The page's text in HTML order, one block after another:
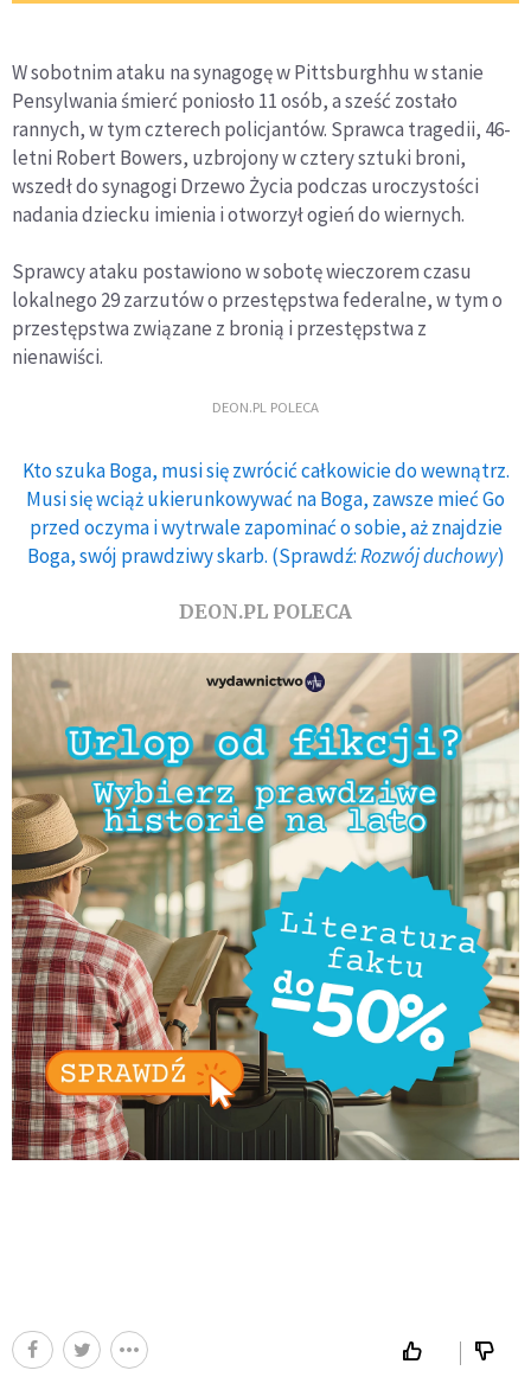
W sobotnim ataku na synagogę w Pittsburghhu w stanie
Pensylwania śmierć poniosło 11 osób, a sześć zostało
rannych, w tym czterech policjantów. Sprawca tragedii, 46-
letni Robert Bowers, uzbrojony w cztery sztuki broni,
wszedł do synagogi Drzewo Życia podczas uroczystości
nadania dziecku imienia i otworzył ogień do wiernych.
Sprawcy ataku postawiono w sobotę wieczorem czasu
lokalnego 29 zarzutów o przestępstwa federalne, w tym o
przestępstwa związane z bronią i przestępstwa z
nienawiści.
DEON.PL POLECA
Kto szuka Boga, musi się zwrócić całkowicie do wewnątrz.
Musi się wciąż ukierunkowywać na Boga, zawsze mieć Go
przed oczyma i wytrwale zapominać o sobie, aż znajdzie
Boga, swój prawdziwy skarb. (Sprawdź:Rozwój duchowy)
DEON.PL POLECA